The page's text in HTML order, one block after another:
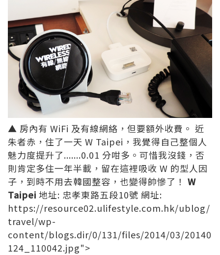
▲ 房內有 WiFi 及有線網絡，但要額外收費。 近
朱者赤，住了一天 W Taipei，我覺得自己整個人
魅力度提升了.......0.01 分咁多。可惜我沒錢，否
則肯定多住一年半載，留在這裡吸收 W 的型人因
子，到時不用去韓國整容，也變得帥慘了！ W
Taipei 地址: 忠孝東路五段10號 網址:
https://resource02.ulifestyle.com.hk/ublog/
travel/wp-
content/blogs.dir/0/131/files/2014/03/20140
124_110042.jpg">